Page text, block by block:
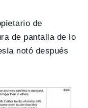
de
de pantalla de lo
notó después